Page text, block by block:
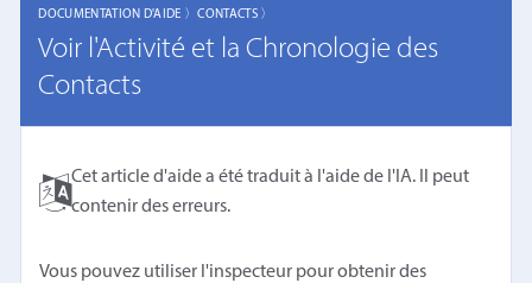
DOCUMENTATION D'AIDE 〉CONTACTS 〉
Voir l'Activité et la Chronologie des
Contacts
Cet article d'aide a été traduit à l'aide de l'IA. Il peut
contenir des erreurs.
Vous pouvez utiliser l'inspecteur pour obtenir des